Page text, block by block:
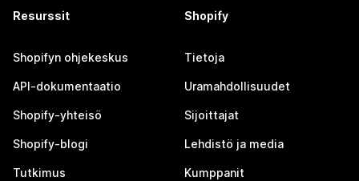
Resurssit
Shopifyn ohjekeskus
API-dokumentaatio
Shopify-yhteisö
Shopify-blogi
Tutkimus
Shopify
Tietoja
Uramahdollisuudet
Sijoittajat
Lehdistö ja media
Kumppanit